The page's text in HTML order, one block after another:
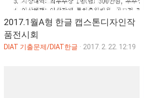
2017.1월A형 한글 캡스톤디자인작
품전시회
DIAT 기출문제/DIAT한글 · 2017. 2. 22. 12:19